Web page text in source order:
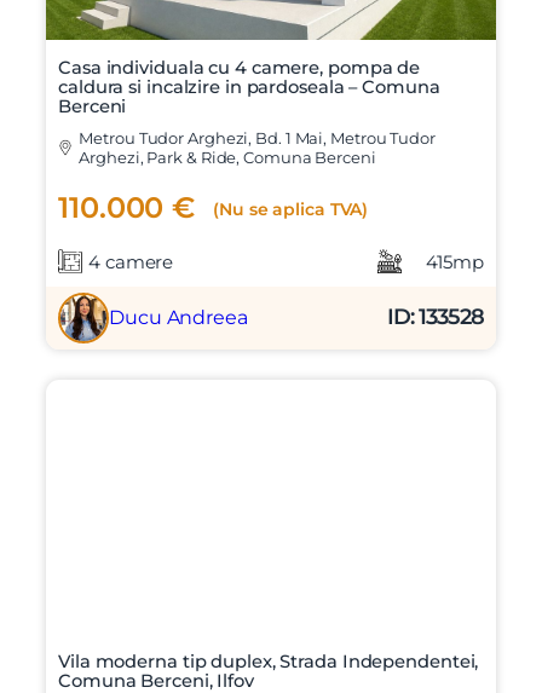
Casa individuala cu 4 camere, pompa de
caldura si incalzire in pardoseala – Comuna
Berceni
Metrou Tudor Arghezi, Bd. 1 Mai, Metrou Tudor
Arghezi, Park & Ride, Comuna Berceni
110.000 € (Nu se aplica TVA)
4 camere 415mp
Ducu Andreea ID: 133528
Vila moderna tip duplex, Strada Independentei,
Comuna Berceni, Ilfov